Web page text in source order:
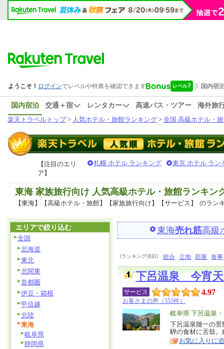
国内宿泊 交通＋宿 レンタカー 高速バス・ツアー
海外旅
楽天トラベルトップ> 人気ホテル・旅館ランキング > 全国 高級ホテル・
【注目のエリ
ア】
札幌 ホテル ランキング 東京 ホテル ラン
東海 家族旅行向け 人気高級ホテル・旅館ランキン
【東海】【高級ホテル・旅館】【家族旅行向け】【サービス】 のラン
東海売れ筋高級
[ランキング項目] 総合 立地 部屋 食事
下呂温泉 今宵
サービス 4.97
お客さまの声（553件）
エ
リ
ア
岐阜県 下呂温泉
特
徴
下呂温泉随一の
騨の食材に舌鼓
お気に入りに
エリアで絞り込む
全国
北海道
東北
北関東
首都圏
伊豆・箱根
甲信越
北陸
東海
岐阜県
静岡県